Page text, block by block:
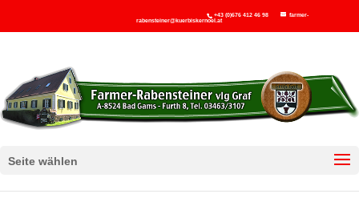
+43 (0)676 412 46 98
farmer-
rabensteiner@kuerbiskernoel.at
Seite wählen